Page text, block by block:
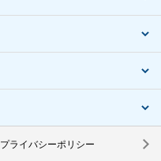
プライバシーポリシー